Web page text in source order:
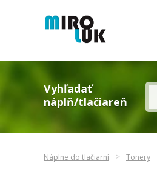
Vyhľadať
náplň/tlačiareň
Náplne do tlačiarní Tonery